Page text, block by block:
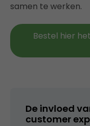
samen te werken.
Bestel hier
De invloed
customer